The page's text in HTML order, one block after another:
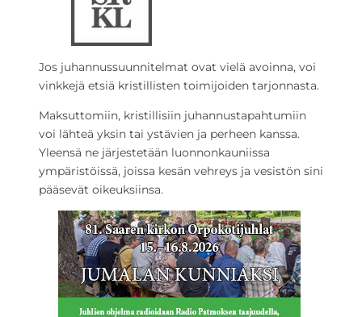
Jos juhannussuunnitelmat ovat vielä avoinna, voi
vinkkejä etsiä kristillisten toimijoiden tarjonnasta.
Maksuttomiin, kristillisiin juhannustapahtumiin
voi lähteä yksin tai ystävien ja perheen kanssa.
Yleensä ne järjestetään luonnonkauniissa
ympäristöissä, joissa kesän vehreys ja vesistön sini
pääsevät oikeuksiinsa.